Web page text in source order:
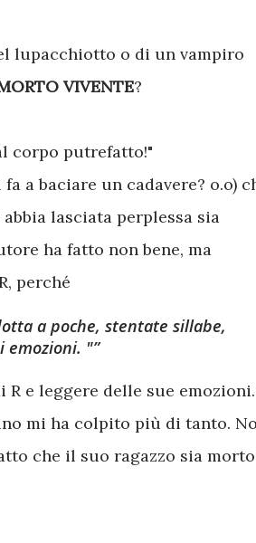
lupacchiotto o di un vampiro
VIVENTE?
corpo putrefatto!"
fa a baciare un cadavere? o.o)
lasciata perplessa sia
ha fatto non bene, ma
perché
a poche, stentate sillabe,
emozioni. "
e leggere delle sue emozioni.
mi ha colpito più di tanto.
che il suo ragazzo sia morto